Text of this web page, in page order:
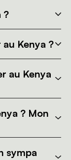
?
Kenya ?
au Kenya
? Mon
sympa